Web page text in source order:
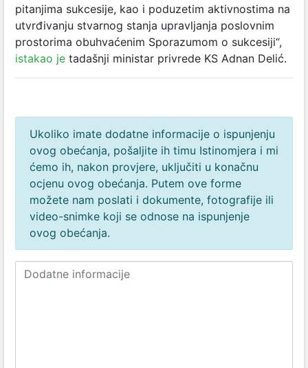
pitanjima sukcesije, kao i poduzetim aktivnostima na
utvrđivanju stvarnog stanja upravljanja poslovnim
prostorima obuhvaćenim Sporazumom o sukcesiji“,
istakao je tadašnji ministar privrede KS Adnan Delić.
Ukoliko imate dodatne informacije o ispunjenju
ovog obećanja, pošaljite ih timu Istinomjera i mi
ćemo ih, nakon provjere, uključiti u konačnu
ocjenu ovog obećanja. Putem ove forme
možete nam poslati i dokumente, fotografije ili
video-snimke koji se odnose na ispunjenje
ovog obećanja.